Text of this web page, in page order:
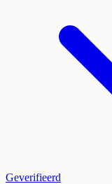
Geverifieerd